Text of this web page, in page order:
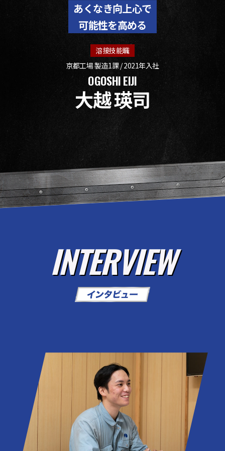
あくなき向上心で
可能性を高める
溶接技能職
京都工場 製造1課 / 2021年入社
OGOSHI EIJI
大越 瑛司
INTERVIEW